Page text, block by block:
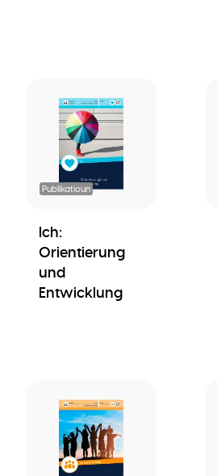
Publikatioun
Ich:
Orientierung
und
Entwicklung